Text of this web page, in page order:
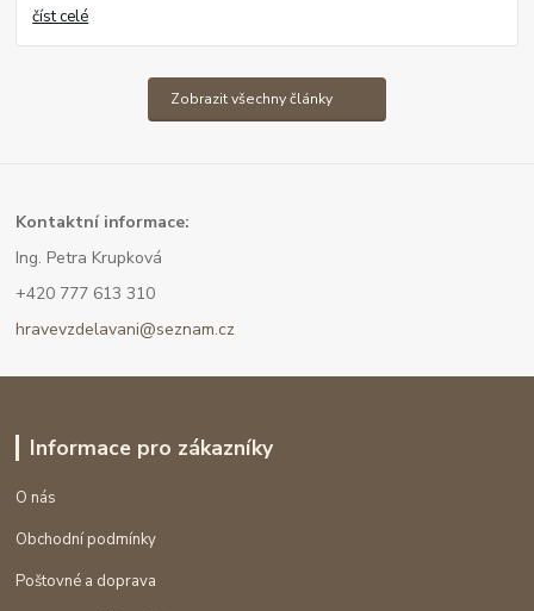
číst celé
Zobrazit všechny články
Kontaktní informace:
Ing. Petra Krupková
+420 777 613 310
hravevzdelavani@seznam.cz
Informace pro zákazníky
O nás
Obchodní podmínky
Poštovné a doprava